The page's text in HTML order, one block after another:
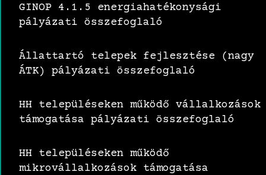
GINOP 4.1.5 energiahatékonysági
pályázati összefoglaló
Állattartó telepek fejlesztése (nagy
ÁTK) pályázati összefoglaló
HH településeken működő vállalkozások
támogatása pályázati összefoglaló
HH településeken működő
mikrovállalkozások támogatása